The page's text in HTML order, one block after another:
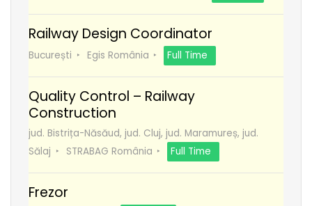
Railway Design Coordinator
București Egis România Full Time
Quality Control – Railway
Construction
jud. Bistrița-Năsăud, jud. Cluj, jud. Maramureș, jud.
Sălaj
STRABAG România Full Time
Frezor